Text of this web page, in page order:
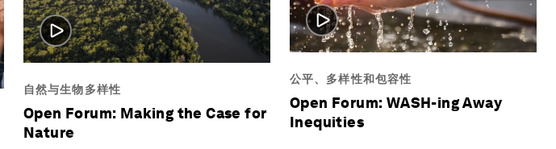
自然与生物多样性
Open Forum: Making the Case for
Nature
公平、多样性和包容性
Open Forum: WASH-ing Away
Inequities